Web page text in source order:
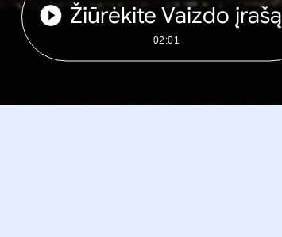
Žiūrėkite Vaizdo įrašą
02:01